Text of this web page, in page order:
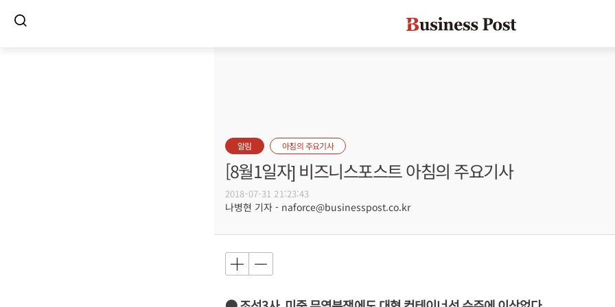
알림 아침의 주요기사
[8월1일자] 비즈니스포스트 아침의 주요기사
2018-07-31 21:23:43
나병현 기자 - naforce@businesspost.co.kr